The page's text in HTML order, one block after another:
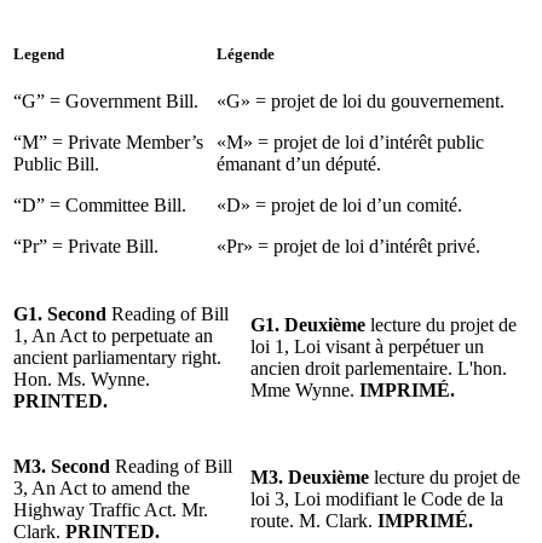
Legend
“G” = Government Bill.
“M” = Private Member’s
Public Bill.
“D” = Committee Bill.
“Pr” = Private Bill.
Légende
«G» = projet de loi du gouvernement.
«M» = projet de loi d’intérêt public
émanant d’un député.
«D» = projet de loi d’un comité.
«Pr» = projet de loi d’intérêt privé.
G1. Second Reading of Bill
1, An Act to perpetuate an
ancient parliamentary right.
Hon. Ms. Wynne.
PRINTED.
G1. Deuxième lecture du projet de
loi 1, Loi visant à perpétuer un
ancien droit parlementaire. L'hon.
Mme Wynne. IMPRIMÉ.
M3. Second Reading of Bill
3, An Act to amend the
Highway Traffic Act. Mr.
Clark. PRINTED.
M3. Deuxième lecture du projet de
loi 3, Loi modifiant le Code de la
route. M. Clark. IMPRIMÉ.